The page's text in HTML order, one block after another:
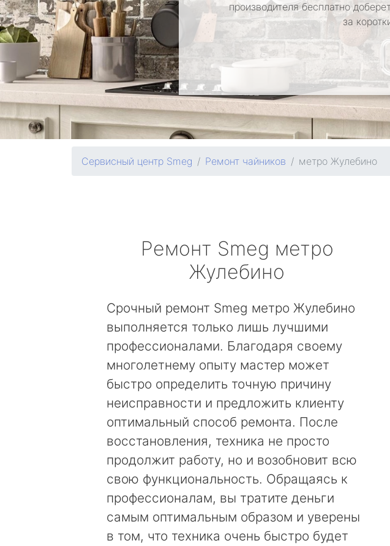
производителя бесплатно
за
Сервисный центр Smeg Ремонт чайников метро Жулебино
Ремонт Smeg метро
Жулебино
Срочный ремонт Smeg метро Жулебино
выполняется только лишь лучшими
профессионалами. Благодаря своему
многолетнему опыту мастер может
быстро определить точную причину
неисправности и предложить клиенту
оптимальный способ ремонта. После
восстановления, техника не просто
продолжит работу, но и возобновит всю
свою функциональность. Обращаясь к
профессионалам, вы тратите деньги
самым оптимальным образом и уверены
в том, что техника очень быстро будет